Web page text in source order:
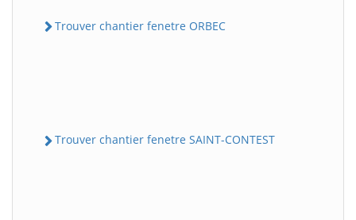
Trouver chantier fenetre ORBEC
Trouver chantier fenetre SAINT-CONTEST